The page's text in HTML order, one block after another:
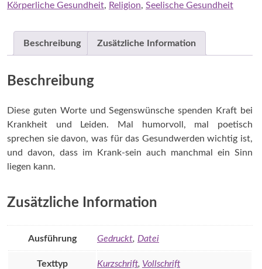
zur
Körperliche Gesundheit, Religion, Seelische Gesundheit
Beschreibung Zusätzliche Information
Beschreibung
Diese guten Worte und Segenswünsche spenden Kraft bei
Krankheit und Leiden. Mal humorvoll, mal poetisch
sprechen sie davon, was für das Gesundwerden wichtig ist,
und davon, dass im Krank-sein auch manchmal ein Sinn
liegen kann.
Zusätzliche Information
Ausführung Gedruckt, Datei
Texttyp Kurzschrift, Vollschrift